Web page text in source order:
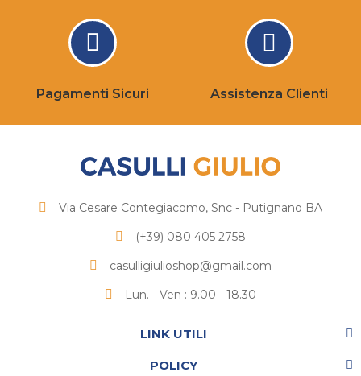
Pagamenti Sicuri Assistenza Clienti
Via Cesare Contegiacomo, Snc - Putignano BA
(+39) 080 405 2758
casulligiulioshop@gmail.com
Lun. - Ven : 9.00 - 18.30
LINK UTILI
POLICY